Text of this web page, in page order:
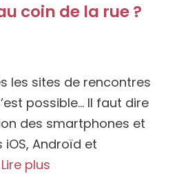
coin de la rue ?
les sites de rencontres
possible… Il faut dire
des smartphones et
Androïd et
Lire plus